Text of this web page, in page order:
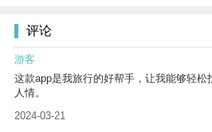
评论
游客
这款app是我旅行的好帮手，让我能够轻
人情。
2024-03-21